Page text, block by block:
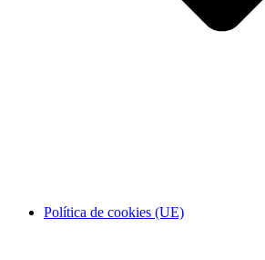
Política de cookies (UE)